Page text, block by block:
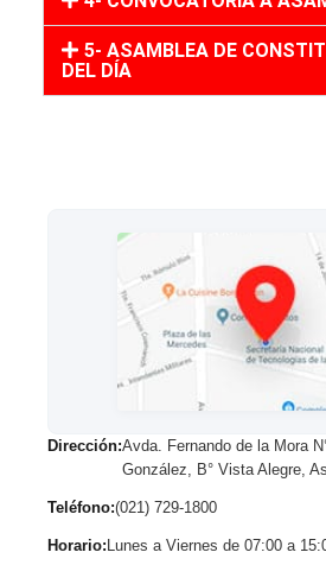
5- ASAMBLEA DE
DEL DÍA
Dirección:Avda. Fernando de la Mora
González, B° Vista Alegre,
Teléfono:(021) 729-1800
Horario: Lunes a Viernes de 07:00 a